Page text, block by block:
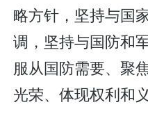
略方针，坚持与国
调，坚持与国防和
服从国防需要、聚
光荣、体现权利和